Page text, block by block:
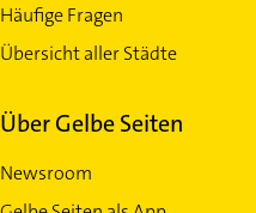
Häufige Fragen
Übersicht aller Städte
Über Gelbe Seiten
Newsroom